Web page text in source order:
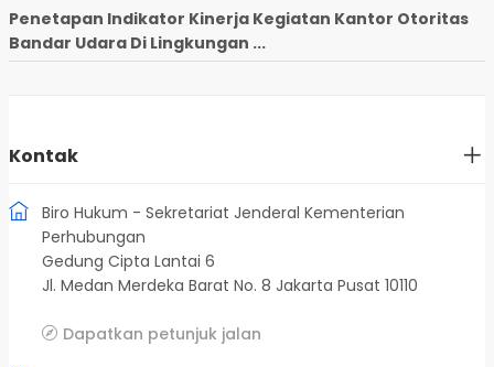
Penetapan Indikator Kinerja Kegiatan Kantor Otoritas
Bandar Udara Di Lingkungan ...
Kontak
Biro Hukum - Sekretariat Jenderal Kementerian
Perhubungan
Gedung Cipta Lantai 6
Jl. Medan Merdeka Barat No. 8 Jakarta Pusat 10110
Dapatkan petunjuk jalan